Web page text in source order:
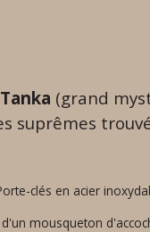
(grand
suprêmes
clés en acier
mousqueton